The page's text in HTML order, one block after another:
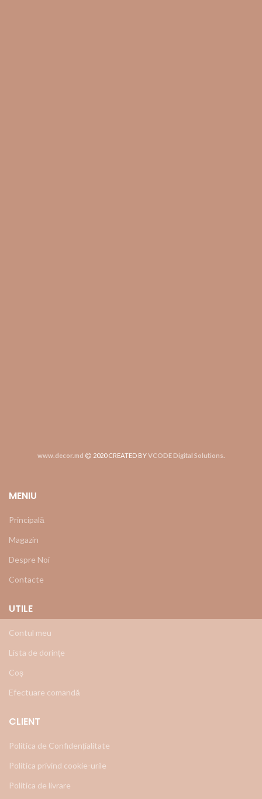
www.decor.md 2020 CREATED BYVCODE Digital Solutions
MENIU
Principală
Magazin
Despre Noi
Contacte
UTILE
Contul meu
Lista de dorințe
Coș
Efectuare comandă
CLIENT
Politica de Confidențialitate
Politica privind cookie-urile
Politica de livrare